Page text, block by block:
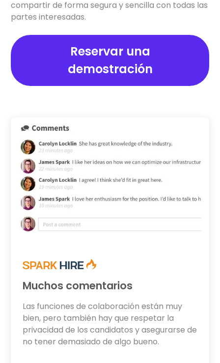
compartir de forma segura y sencilla con todas las
partes interesadas.
Reservar una
demostración
Muchos comentarios
Las funciones de colaboración están muy
bien, pero también hay que respetar la
privacidad de los candidatos y asegurarse de
no tener demasiado de algo bueno.